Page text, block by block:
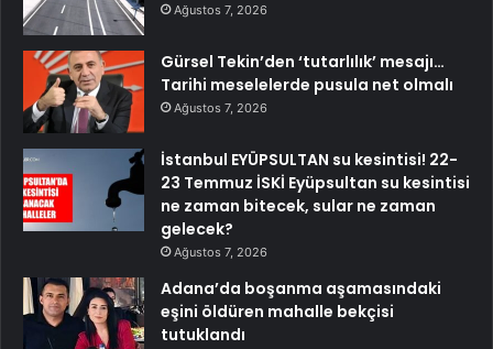
Ağustos 7, 2026
Gürsel Tekin’den ‘tutarlılık’ mesajı…
Tarihi meselelerde pusula net olmalı
Ağustos 7, 2026
İstanbul EYÜPSULTAN su kesintisi! 22-
23 Temmuz İSKİ Eyüpsultan su kesintisi
ne zaman bitecek, sular ne zaman
gelecek?
Ağustos 7, 2026
Adana’da boşanma aşamasındaki
eşini öldüren mahalle bekçisi
tutuklandı